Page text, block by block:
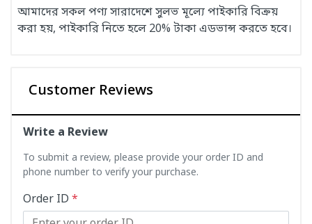
আমাদের সকল পণ্য সারাদেশে সুলভ মূল্যে পাইকারি বিক্রয়
করা হয়, পাইকারি নিতে হলে 20% টাকা এডভান্স করতে হবে।
Customer Reviews
Write a Review
To submit a review, please provide your order ID and
phone number to verify your purchase.
Order ID *